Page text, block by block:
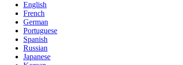
English
French
German
Portuguese
Spanish
Russian
Japanese